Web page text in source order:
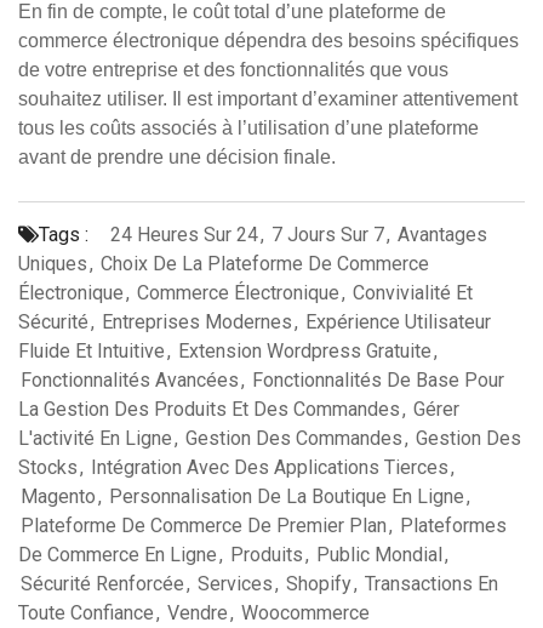
En fin de compte, le coût total d’une plateforme de
commerce électronique dépendra des besoins spécifiques
de votre entreprise et des fonctionnalités que vous
souhaitez utiliser. Il est important d’examiner attentivement
tous les coûts associés à l’utilisation d’une plateforme
avant de prendre une décision finale.
Tags : 24 Heures Sur 24, 7 Jours Sur 7, Avantages
Uniques, Choix De La Plateforme De Commerce
Électronique, Commerce Électronique, Convivialité Et
Sécurité, Entreprises Modernes, Expérience Utilisateur
Fluide Et Intuitive, Extension Wordpress Gratuite,
Fonctionnalités Avancées, Fonctionnalités De Base Pour
La Gestion Des Produits Et Des Commandes, Gérer
L'activité En Ligne, Gestion Des Commandes, Gestion Des
Stocks, Intégration Avec Des Applications Tierces,
Magento, Personnalisation De La Boutique En Ligne,
Plateforme De Commerce De Premier Plan, Plateformes
De Commerce En Ligne, Produits, Public Mondial,
Sécurité Renforcée, Services, Shopify, Transactions En
Toute Confiance, Vendre, Woocommerce